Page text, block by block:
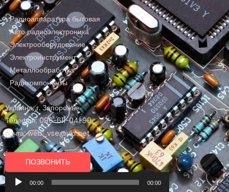
Радиоаппаратура бытовая
Авто радиоэлектроника
Электрооборудование
Электроинструмент
Металлообработка
Радикомпоненты
Украина, г. Запорожье
Телефон: 096-611-04-90
почта: web_vse@ukr.net
ПОЗВОНИТЬ
Аудиоплеер
00:00 00:00